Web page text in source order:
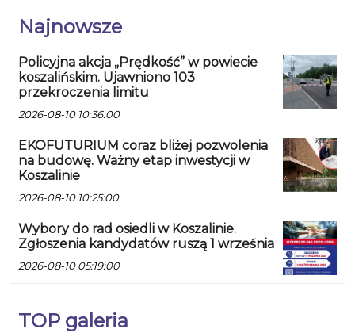
Najnowsze
Policyjna akcja „Prędkość” w powiecie
koszalińskim. Ujawniono 103
przekroczenia limitu
2026-08-10 10:36:00
EKOFUTURIUM coraz bliżej pozwolenia
na budowę. Ważny etap inwestycji w
Koszalinie
2026-08-10 10:25:00
Wybory do rad osiedli w Koszalinie.
Zgłoszenia kandydatów ruszą 1 września
2026-08-10 05:19:00
TOP galeria